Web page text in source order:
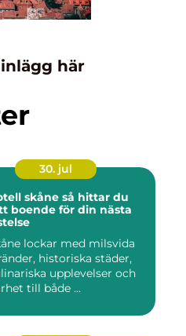
här
30. jul
skåne så hittar du
boende för din nästa
lockar med milsvida
historiska städer,
upplevelser och
till både ...